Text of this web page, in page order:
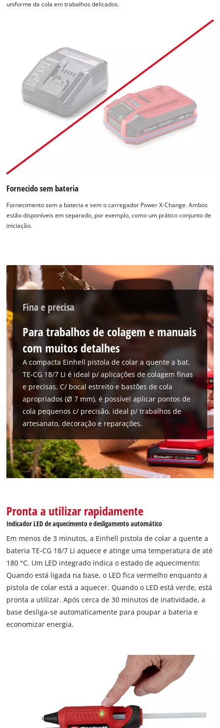
Precisamos do seu consentimento para
carregar o serviço Google Maps!
This content is not permitted to load due
to trackers that are not disclosed to the
visitor. The website owner needs to setup
to the list of technologies used.
Powered by
Usercentrics Consent
Management Platform
uniforme da cola em trabalhos delicados.
Fornecido sem bateria
Fornecimento sem a bateria e sem o carregador Power X-Change. Ambos
estão disponíveis em separado, por exemplo, como um prático conjunto de
iniciação.
Fina e precisa
Para trabalhos de colagem e manuais
com muitos detalhes
A compacta Einhell pistola de colar a quente a bat.
TE-CG 18/7 Li é ideal p/ aplicações de colagem finas
e precisas. C/ bocal estreito e bastões de cola
apropriados (Ø 7 mm), é possível aplicar pontos de
cola pequenos c/ precisão, ideal p/ trabalhos de
artesanato, decoração e reparações.
Pronta a utilizar rapidamente
Indicador LED de aquecimento e desligamento automático
Em menos de 3 minutos, a Einhell pistola de colar a quente a
bateria TE-CG 18/7 Li aquece e atinge uma temperatura de até
180 °C. Um LED integrado indica o estado de aquecimento:
Quando está ligada na base, o LED fica vermelho enquanto a
pistola de colar está a aquecer. Quando o LED está verde, está
pronta a utilizar. Após cerca de 30 minutos de inatividade, a
base desliga-se automaticamente para poupar a bateria e
economizar energia.